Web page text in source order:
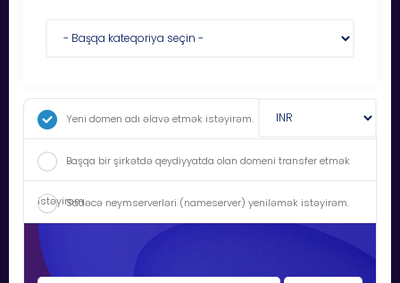
Yeni domen adı əlavə etmək istəyirəm.
Başqa bir şirkətdə qeydiyyatda olan domeni transfer etmək
istəyirəm.Sadəcə neymserverləri (nameserver) yeniləmək istəyirəm.